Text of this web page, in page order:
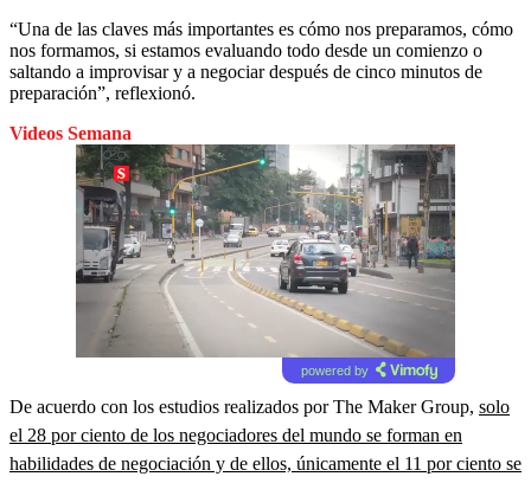
“Una de las claves más importantes es cómo nos preparamos, cómo
nos formamos, si estamos evaluando todo desde un comienzo o
saltando a improvisar y a negociar después de cinco minutos de
preparación”, reflexionó.
Videos Semana
powered by
De acuerdo con los estudios realizados por The Maker Group, solo
el 28 por ciento de los negociadores del mundo se forman en
habilidades de negociación y de ellos, únicamente el 11 por ciento se